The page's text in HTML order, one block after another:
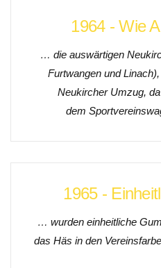
1964 - Wie
… die auswärtigen
Furtwangen und
Neukircher Umzug,
dem
1965 -
… wurden einheitliche
das Häs in den